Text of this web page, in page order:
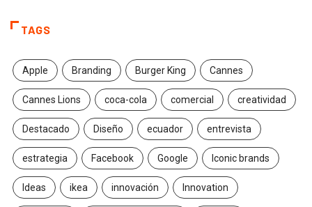
TAGS
Apple Branding Burger King Cannes
Cannes Lions coca-cola comercial creatividad
Destacado Diseño ecuador entrevista
estrategia Facebook Google Iconic brands
Ideas ikea innovación Innovation